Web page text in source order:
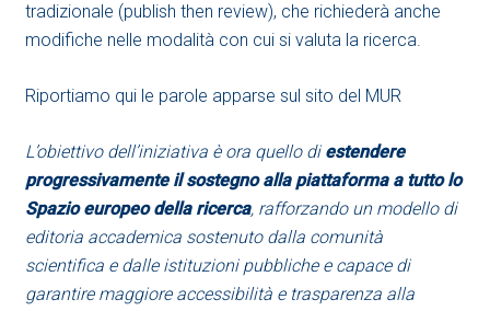
tradizionale (publish then review), che richiederà anche
modifiche nelle modalità con cui si valuta la ricerca.
Riportiamo qui le parole apparse sul sito del MUR
L’obiettivo dell’iniziativa è ora quello di estendere
progressivamente il sostegno alla piattaforma a tutto lo
Spazio europeo della ricerca, rafforzando un modello di
editoria accademica sostenuto dalla comunità
scientifica e dalle istituzioni pubbliche e capace di
garantire maggiore accessibilità e trasparenza alla